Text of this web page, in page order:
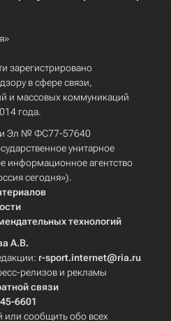
зарегистрировано
в сфере связи,
и массовых коммуникаций
года.
Эл № ФС77-57640
унитарное
информационное агентство
сегодня»).
технологий
А.В.
r-sport.internet@ria.ru
релизов и рекламы
связи
6601
или сообщить обо всех